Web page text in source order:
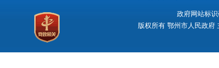
政府网站标
版权所有 鄂州市人民政府